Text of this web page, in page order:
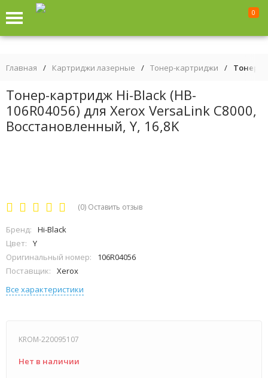
0
Главная / Картриджи лазерные / Тонер-картриджи / Тонер-
Тонер-картридж Hi-Black (HB-
106R04056) для Xerox VersaLink C8000,
Восстановленный, Y, 16,8K
(0) Оставить отзыв
Бренд:
Hi-Black
Цвет:
Y
Оригинальный номер:
106R04056
Поставщик:
Xerox
Все характеристики
KROM-220095107
Нет в наличии